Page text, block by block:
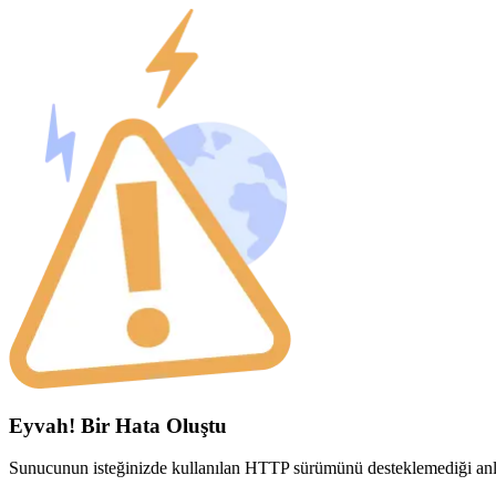
Eyvah! Bir Hata Oluştu
Sunucunun isteğinizde kullanılan HTTP sürümünü desteklemediği